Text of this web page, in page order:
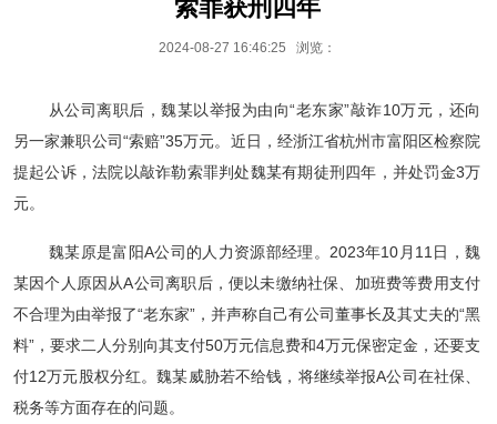
索罪获刑四年
2024-08-27 16:46:25 浏览：
从公司离职后，魏某以举报为由向“老东家”敲诈10万元，还向
另一家兼职公司“索赔”35万元。近日，经浙江省杭州市富阳区检察院
提起公诉，法院以敲诈勒索罪判处魏某有期徒刑四年，并处罚金3万
元。
魏某原是富阳A公司的人力资源部经理。2023年10月11日，魏
某因个人原因从A公司离职后，便以未缴纳社保、加班费等费用支付
不合理为由举报了“老东家”，并声称自己有公司董事长及其丈夫的“黑
料”，要求二人分别向其支付50万元信息费和4万元保密定金，还要支
付12万元股权分红。魏某威胁若不给钱，将继续举报A公司在社保、
税务等方面存在的问题。